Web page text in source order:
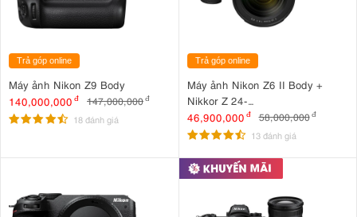
Trả góp online
Máy ảnh Nikon Z9 Body
140,000,000 đ 147,000,000đ
18 đánh giá
Trả góp online
Máy ảnh Nikon Z6 II Body +
Nikkor Z 24-
70mm F4 S Nhập khẩu
46,900,000 đ 58,000,000 đ
13 đánh giá